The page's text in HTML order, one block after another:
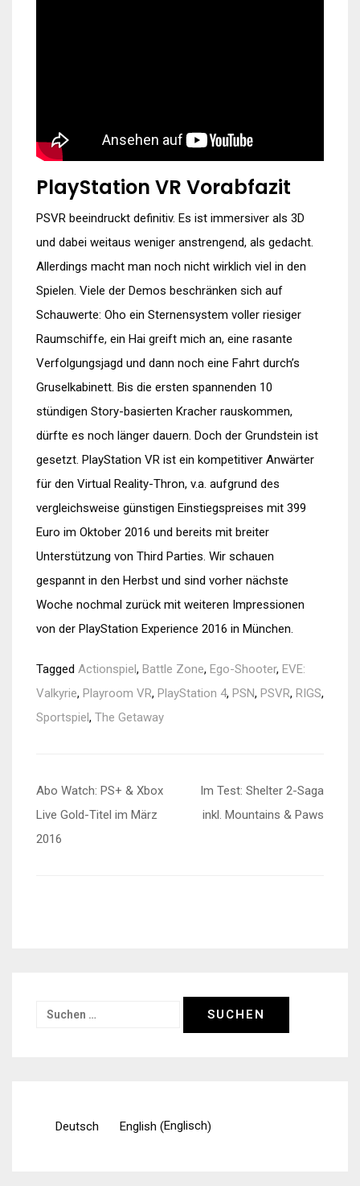
PlayStation VR Vorabfazit
PSVR beeindruckt definitiv. Es ist immersiver als 3D
und dabei weitaus weniger anstrengend, als gedacht.
Allerdings macht man noch nicht wirklich viel in den
Spielen. Viele der Demos beschränken sich auf
Schauwerte: Oho ein Sternensystem voller riesiger
Raumschiffe, ein Hai greift mich an, eine rasante
Verfolgungsjagd und dann noch eine Fahrt durch’s
Gruselkabinett. Bis die ersten spannenden 10
stündigen Story-basierten Kracher rauskommen,
dürfte es noch länger dauern. Doch der Grundstein ist
gesetzt. PlayStation VR ist ein kompetitiver Anwärter
für den Virtual Reality-Thron, v.a. aufgrund des
vergleichsweise günstigen Einstiegspreises mit 399
Euro im Oktober 2016 und bereits mit breiter
Unterstützung von Third Parties. Wir schauen
gespannt in den Herbst und sind vorher nächste
Woche nochmal zurück mit weiteren Impressionen
von der PlayStation Experience 2016 in München.
Tagged Actionspiel , Battle Zone, Ego-Shooter, EVE:
Valkyrie, Playroom VR, PlayStation 4, PSN, PSVR, RIGS,
Sportspiel , The Getaway
Beitragsnavigation
Abo Watch: PS+ & Xbox
Live Gold-Titel im März
2016
Im Test: Shelter 2-Saga
inkl. Mountains & Paws
Suchen
Deutsch English (Englisch)